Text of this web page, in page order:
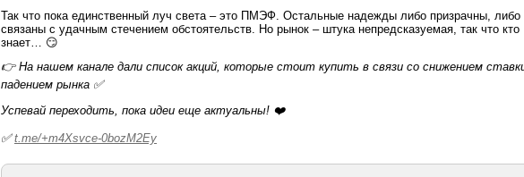
Так что пока единственный луч света – это ПМЭФ. Остальные надежды либо призрачны, либо
связаны с удачным стечением обстоятельств. Но рынок – штука непредсказуемая, так что кто
знает… 😏
👉 На нашем канале дали список акций, которые стоит купить в связи со снижением
падением рынка ✅
Успевай переходить, пока идеи еще актуальны! ❤️
✅t.me/+m4Xsvce-0bozM2Ey